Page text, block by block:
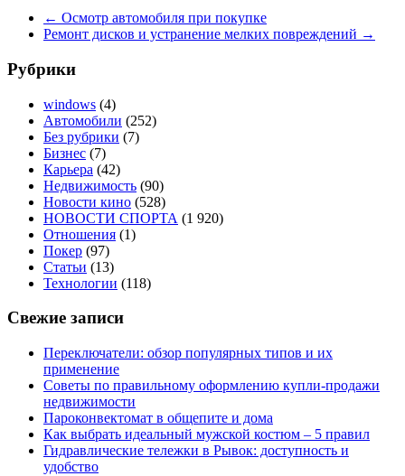
← Осмотр автомобиля при покупке
Ремонт дисков и устранение мелких повреждений →
Рубрики
windows (4)
Автомобили (252)
Без рубрики (7)
Бизнес (7)
Карьера (42)
Недвижимость (90)
Новости кино (528)
НОВОСТИ СПОРТА (1 920)
Отношения (1)
Покер (97)
Статьи (13)
Технологии (118)
Свежие записи
Переключатели: обзор популярных типов и их
применение
Советы по правильному оформлению купли-продажи
недвижимости
Пароконвектомат в общепите и дома
Как выбрать идеальный мужской костюм – 5 правил
Гидравлические тележки в Рывок: доступность и
удобство